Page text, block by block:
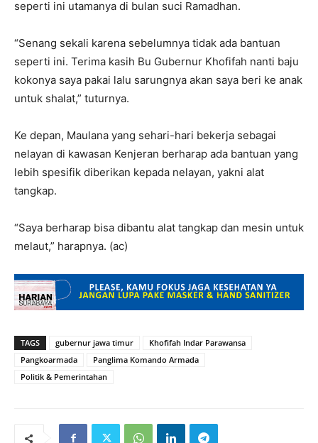
seperti ini utamanya di bulan suci Ramadhan.
“Senang sekali karena sebelumnya tidak ada bantuan
seperti ini. Terima kasih Bu Gubernur Khofifah nanti baju
kokonya saya pakai lalu sarungnya akan saya beri ke anak
untuk shalat,” tuturnya.
Ke depan, Maulana yang sehari-hari bekerja sebagai
nelayan di kawasan Kenjeran berharap ada bantuan yang
lebih spesifik diberikan kepada nelayan, yakni alat
tangkap.
“Saya berharap bisa dibantu alat tangkap dan mesin untuk
melaut,” harapnya. (ac)
TAGS gubernur jawa timur
Khofifah Indar Parawansa
Pangkoarmada
Panglima Komando Armada
Politik & Pemerintahan